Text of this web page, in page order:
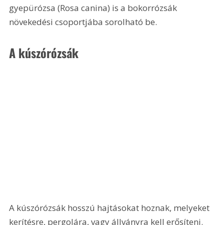
gyepürózsa (Rosa canina) is a bokorrózsák
növekedési csoportjába sorolható be.
A kúszórózsák
A kúszórózsák hosszú hajtásokat hoznak, melyeket
kerítésre, pergolára, vagy állványra kell erősíteni.